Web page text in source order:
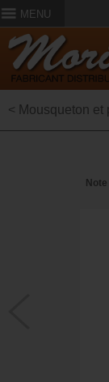
MENU
< Mousqueton et
Note